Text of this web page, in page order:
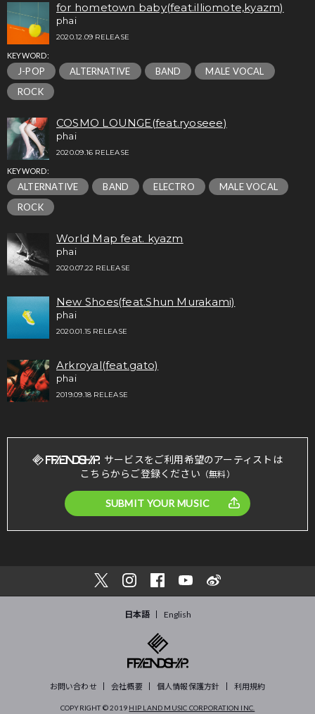
for hometown baby(feat.illiomote,kyazm)
phai
2020.12.09 RELEASE
KEYWORD:
J-POP ALTERNATIVE BAND
MALE VOCAL
ROCK
COSMO LOUNGE(feat.ryoseee)
phai
2020.09.16 RELEASE
KEYWORD:
ALTERNATIVE BAND ELECTRO
MALE VOCAL
ROCK
World Map feat. kyazm
phai
2020.07.22 RELEASE
New Shoes(feat.Shun Murakami)
phai
2020.01.15 RELEASE
Arkroyal(feat.gato)
phai
2019.09.18 RELEASE
サービスをご利用希望のアーティストは
こちらからご登録ください （無料）
SUBMIT YOUR MUSIC
日本語 English
お問い合わせ 会社概要 個人情報保護方針 利用規約
COPYRIGHT © 2019 HIP LAND MUSIC CORPORATION INC.